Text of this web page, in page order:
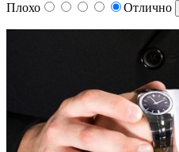
Плохо
Отлично